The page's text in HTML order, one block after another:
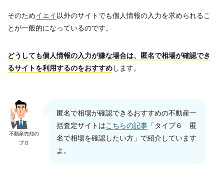
そのためイエイ以外のサイトでも個人情報の入力を求められるこ
とが一般的になっているのです。
どうしても個人情報の入力が嫌な場合は、匿名で相場が確認でき
るサイトを利用するのをおすすめします。
不動産売却の
プロ
匿名で相場が確認できるおすすめの不動産一
括査定サイトはこちらの記事「タイプ６ 匿
名で相場を確認したい方」で紹介しています
よ。